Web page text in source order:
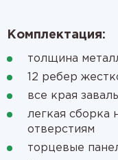
Комплектация:
толщина
12 ребер
все края
легкая сборка
отверстиям
торцевые